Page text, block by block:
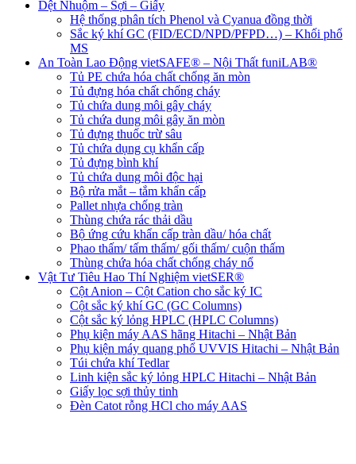
Dệt Nhuộm – Sợi – Giấy
Hệ thống phân tích Phenol và Cyanua đồng thời
Sắc ký khí GC (FID/ECD/NPD/PFPD…) – Khối phổ
MS
An Toàn Lao Động vietSAFE® – Nội Thất funiLAB®
Tủ PE chứa hóa chất chống ăn mòn
Tủ đựng hóa chất chống cháy
Tủ chứa dung môi gây cháy
Tủ chứa dung môi gây ăn mòn
Tủ đựng thuốc trừ sâu
Tủ chứa dụng cụ khẩn cấp
Tủ đựng bình khí
Tủ chứa dung môi độc hại
Bộ rửa mắt – tắm khẩn cấp
Pallet nhựa chống tràn
Thùng chứa rác thải dầu
Bộ ứng cứu khẩn cấp tràn dầu/ hóa chất
Phao thấm/ tấm thấm/ gối thấm/ cuộn thấm
Thùng chứa hóa chất chống cháy nổ
Vật Tư Tiêu Hao Thí Nghiệm vietSER®
Cột Anion – Cột Cation cho sắc ký IC
Cột sắc ký khí GC (GC Columns)
Cột sắc ký lỏng HPLC (HPLC Columns)
Phụ kiện máy AAS hãng Hitachi – Nhật Bản
Phụ kiện máy quang phổ UVVIS Hitachi – Nhật Bản
Túi chứa khí Tedlar
Linh kiện sắc ký lỏng HPLC Hitachi – Nhật Bản
Giấy lọc sợi thủy tinh
Đèn Catot rỗng HCl cho máy AAS